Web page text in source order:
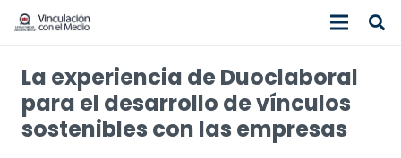
La experiencia de Duoclaboral
para el desarrollo de vínculos
sostenibles con las empresas